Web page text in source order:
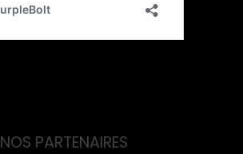
NOS PARTENAIRES